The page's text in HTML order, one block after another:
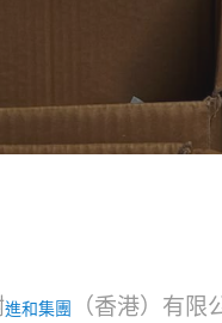
進和集團
（香港）有